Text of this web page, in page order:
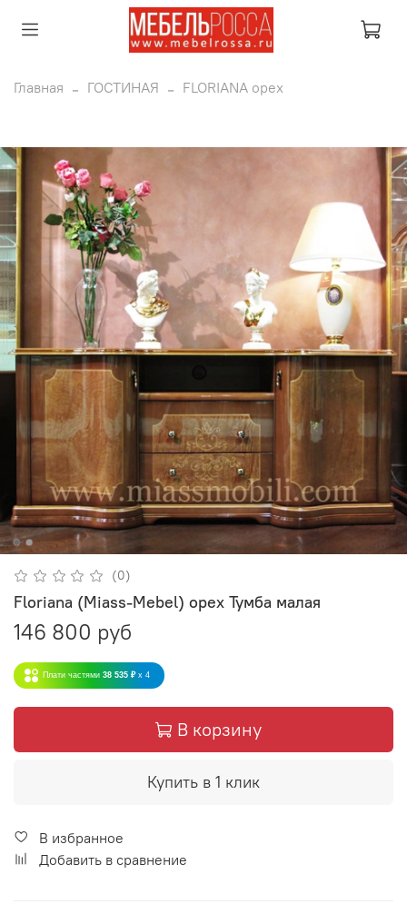
Главная ГОСТИНАЯ FLORIANA орех
(0)
Floriana (Miass-Mebel) орех Тумба малая
146 800 руб
Плати частями 38 535 ₽ x 4
В корзину
Купить в 1 клик
В избранное
Добавить в сравнение